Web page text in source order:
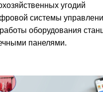
угодий
системы
оборудования
панелями.